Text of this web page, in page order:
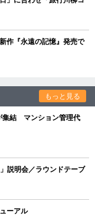
作『永遠の記憶』発売で
もっと見る
集結 マンション管理代
説明会／ラウンドテーブ
ーアル